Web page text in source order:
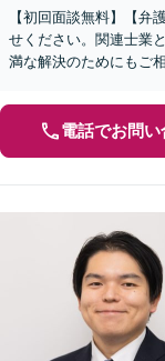
【初回面談無料】【弁
せください。関連士業
満な解決のためにもご
電話でお問い